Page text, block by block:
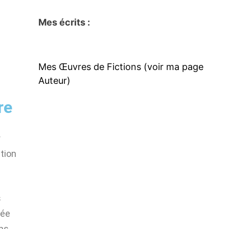
Mes écrits :
Mes Œuvres de Fictions (voir ma page
Auteur)